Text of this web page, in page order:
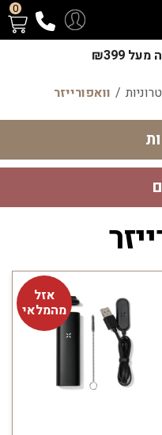
0
₪399
/ וואפורייזר
אזל
מהמלאי